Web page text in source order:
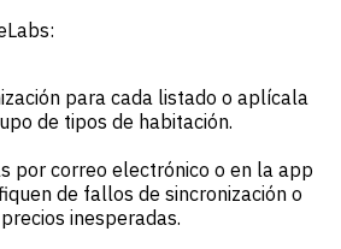
para cada listado o aplícala
de tipos de habitación.
por correo electrónico o en la app
de fallos de sincronización o
inesperadas.